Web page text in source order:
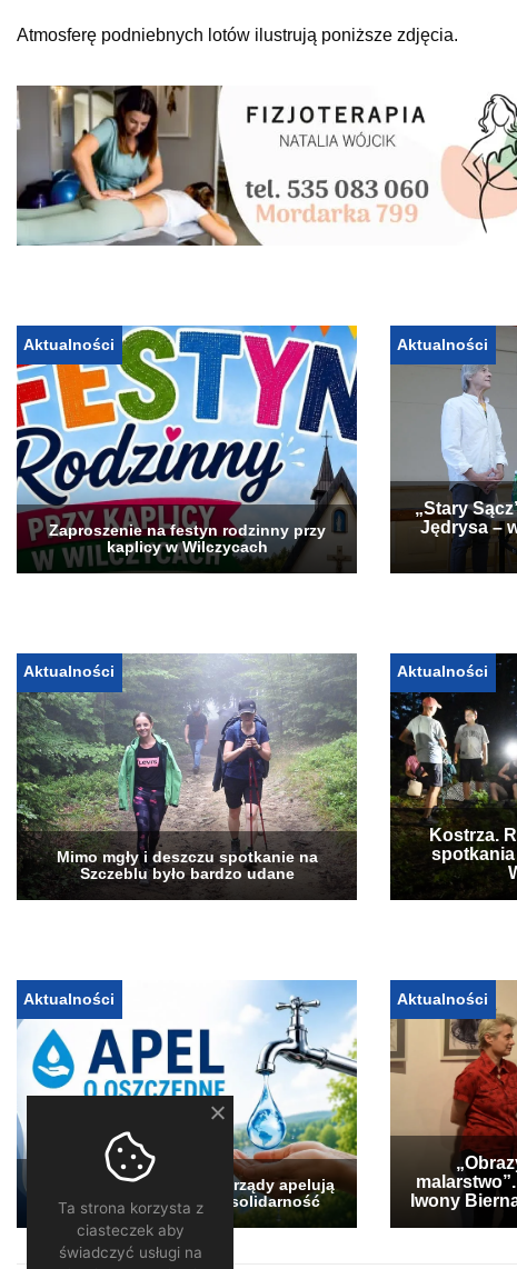
Atmosferę podniebnych lotów ilustrują poniższe zdjęcia.
Aktualności
Zaproszenie na festyn rodzinny przy
kaplicy w Wilczycach
Aktualności
„Stary
Jędrysa –
Aktualności
Mimo mgły i deszczu spotkanie na
Szczeblu było bardzo udane
Aktualności
Kostrza.
Aktualności
Pogłębia się susza. Samorządy apelują
o oszczędzanie wody i solidarność
Aktualności
Iwony
Ta strona korzysta z
ciasteczek aby
świadczyć usługi na